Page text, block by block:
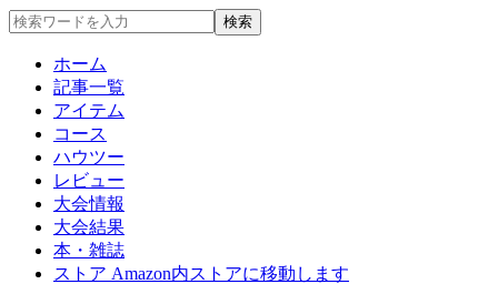
ホーム
記事一覧
アイテム
コース
ハウツー
レビュー
大会情報
大会結果
本・雑誌
ストア Amazon内ストアに移動します